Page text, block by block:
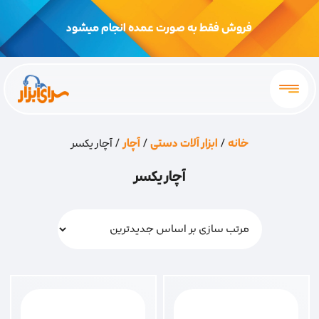
فروش فقط به صورت عمده انجام میشود
خانه/ابزار آلات دستی/آچار/ آچار یکسر
آچار یکسر